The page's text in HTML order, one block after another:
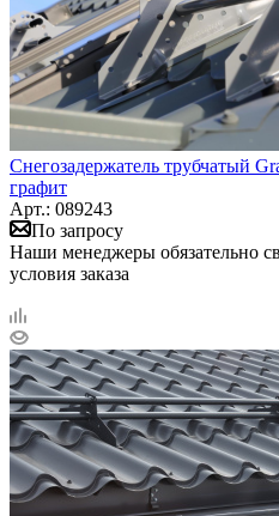
Снегозадержатель трубчатый
графит
Арт.: 089243
По запросу
Наши менеджеры обязательно
условия заказа